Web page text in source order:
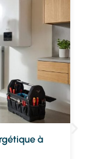
à